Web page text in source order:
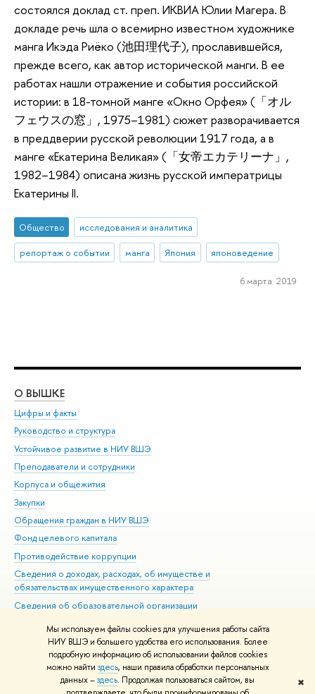
Мы используем файлы cookies для улучшения работы сайта
НИУ ВШЭ и большего удобства его использования. Более
подробную информацию об использовании файлов cookies
можно найти здесь, наши правила обработки персональных
данных –здесь. Продолжая пользоваться сайтом, вы
✖
состоялся доклад ст. преп. ИКВИА Юлии Магера. В
докладе речь шла о всемирно известном художнике
манга Икэда Риёко (池田理代子), прославившейся,
прежде всего, как автор исторической манги. В ее
работах нашли отражение и события российской
истории: в 18-томной манге «Окно Орфея» (「オル
フェウスの窓」, 1975–1981) сюжет разворачивается
в преддверии русской революции 1917 года, а в
манге «Екатерина Великая» (「女帝エカテリーナ」,
1982–1984) описана жизнь русской императрицы
Екатерины II.
Общество
исследования и аналитика
репортаж о событии
манга Япония японоведение
6 марта 2019
О ВЫШКЕ
Цифры и факты
Руководство и структура
Устойчивое развитие в НИУ ВШЭ
Преподаватели и сотрудники
Корпуса и общежития
Закупки
Обращения граждан в НИУ ВШЭ
Фонд целевого капитала
Противодействие коррупции
Сведения о доходах, расходах, об имуществе и
обязательствах имущественного характера
Сведения об образовательной организации
Людям с ограниченными возможностями здоровья
Единая платежная страница
Работа в Вышке